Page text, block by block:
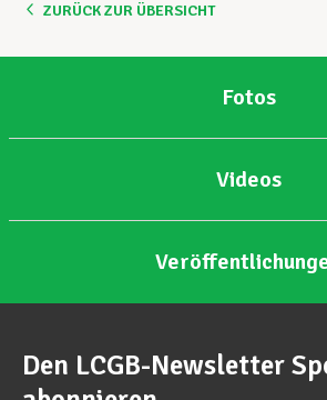
ZURÜCK ZUR ÜBERSICHT
Fotos
Videos
Den LCGB-Newsletter